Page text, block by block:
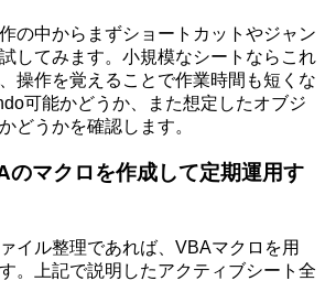
の中からまずショートカットやジャン
してみます。小規模なシートならこれ
操作を覚えることで作業時間も短くな
可能かどうか、また想定したオブジ
どうかを確認します。
のマクロを作成して定期運用す
イル整理であれば、VBAマクロを用
。上記で説明したアクティブシート全